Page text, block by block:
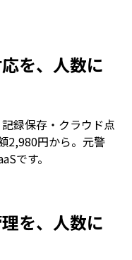
を、人数に
録保存・クラウド点
2,980円から。元警
です。
を、人数に